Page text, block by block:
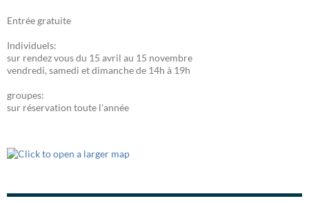
o
Entrée gratuite
Individuels:
sur rendez vous du 15 avril au 15 novembre
vendredi, samedi et dimanche de 14h à 19h
groupes:
sur réservation toute l'année